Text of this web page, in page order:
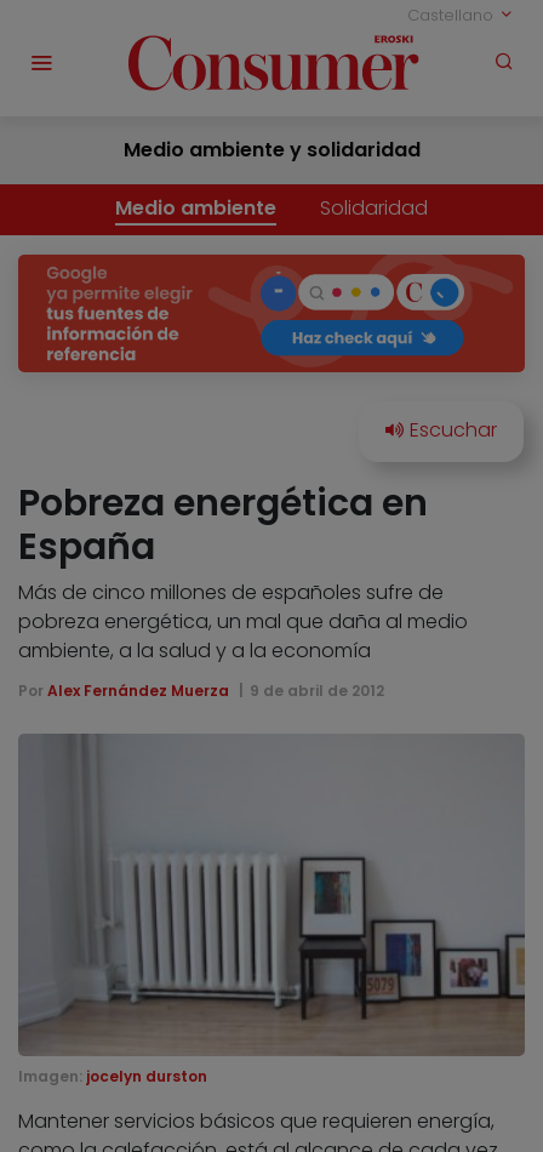
Castellano
Medio ambiente y solidaridad
Medio ambiente Solidaridad
Pobreza energética en
España
Más de cinco millones de españoles sufre de
pobreza energética, un mal que daña al medio
ambiente, a la salud y a la economía
Por Alex Fernández Muerza 9 de abril de 2012
Imagen: jocelyn durston
Mantener servicios básicos que requieren energía,